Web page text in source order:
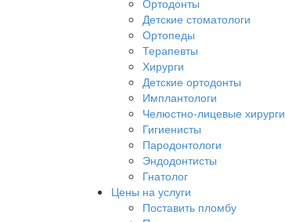
Ортодонты
Детские стоматологи
Ортопеды
Терапевты
Хирурги
Детские ортодонты
Имплантологи
Челюстно-лицевые хирурги
Гигиенисты
Пародонтологи
Эндодонтисты
Гнатолог
Цены на услуги
Поставить пломбу